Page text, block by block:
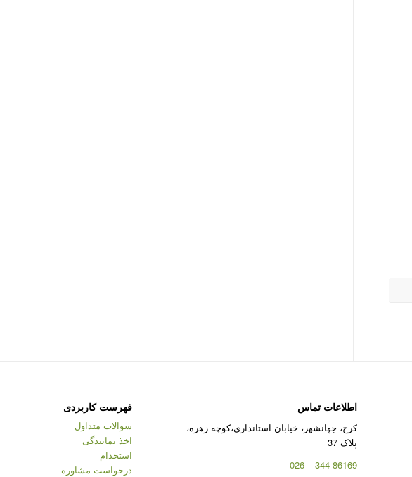
اطلاعات تماس
کرج، جهانشهر، خیابان استانداری،کوچه زهره،
پلاک 37
86169 344 – 026
فهرست کاربردی
سوالات متداول
اخذ نمایندگی
استخدام
درخواست مشاوره